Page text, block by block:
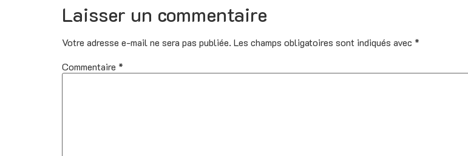
Laisser un commentaire
Votre adresse e-mail ne sera pas publiée. Les champs obligatoires sont indiqués avec *
Commentaire *